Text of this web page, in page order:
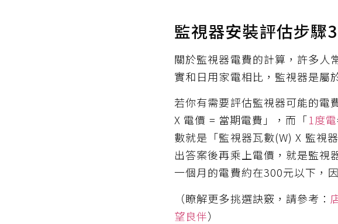
監視器安裝評估步驟
關於監視器電費的計算，許多人
實和日用家電相比，監視器是屬
若你有需要評估監視器可能的電
X 電價 = 當期電費」，而「1度電
數就是「監視器瓦數(W) X 監視
出答案後再乘上電價，就是監視
一個月的電費約在300元以下，
（瞭解更多挑選訣竅，請參考：
望良伴）